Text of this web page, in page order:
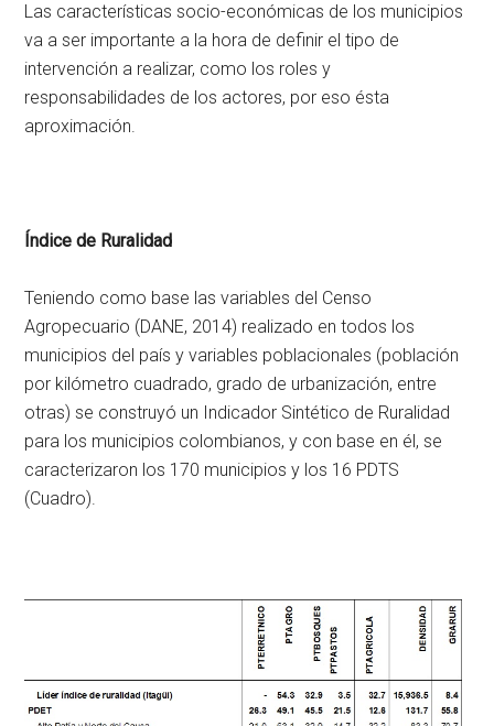
Las características socio-económicas de los municipios
va a ser importante a la hora de definir el tipo de
intervención a realizar, como los roles y
responsabilidades de los actores, por eso ésta
aproximación.
Índice de Ruralidad
Teniendo como base las variables del Censo
Agropecuario (DANE, 2014) realizado en todos los
municipios del país y variables poblacionales (población
por kilómetro cuadrado, grado de urbanización, entre
otras) se construyó un Indicador Sintético de Ruralidad
para los municipios colombianos, y con base en él, se
caracterizaron los 170 municipios y los 16 PDTS
(Cuadro).